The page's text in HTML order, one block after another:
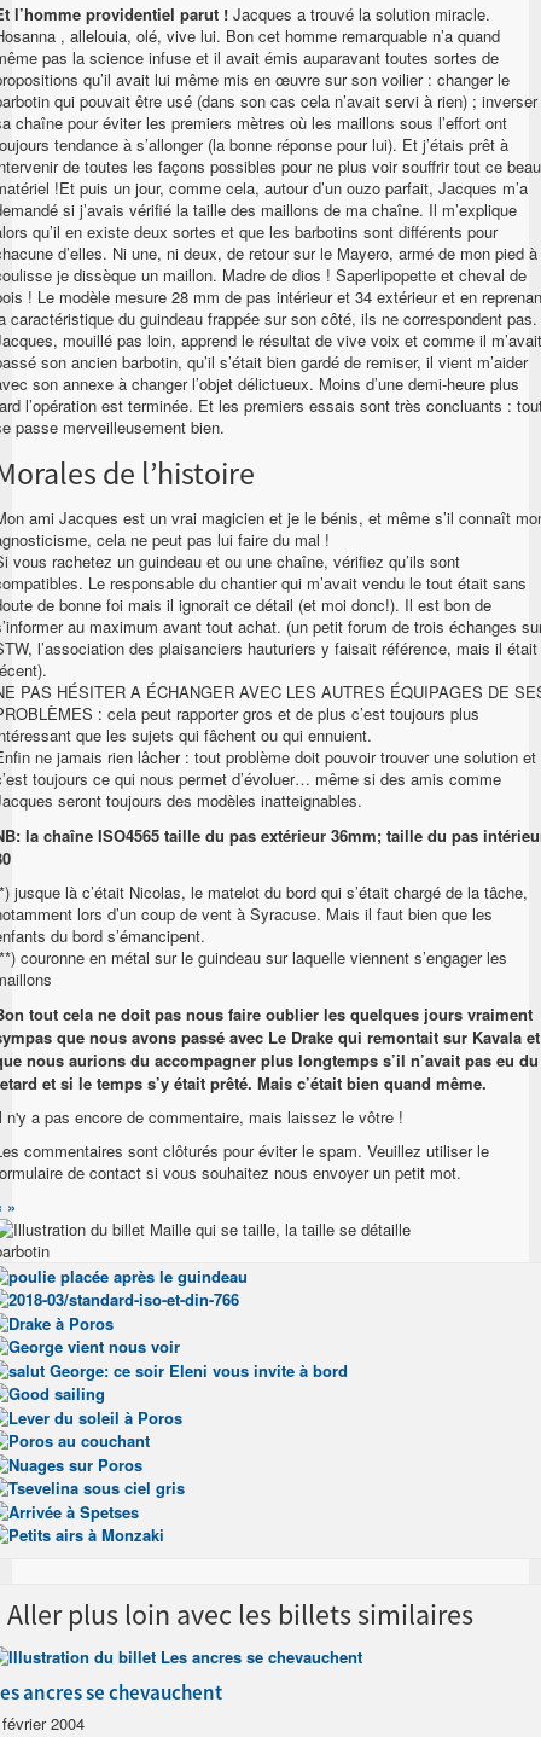
l’homme providentiel parut ! Jacques a trouvé la solution miracle.
, allelouia, olé, vive lui. Bon cet homme remarquable n’a quand
pas la science infuse et il avait émis auparavant toutes sortes de
qu’il avait lui même mis en œuvre sur son voilier : changer le
qui pouvait être usé (dans son cas cela n’avait servi à rien) ; inverser
chaîne pour éviter les premiers mètres où les maillons sous l’effort ont
tendance à s’allonger (la bonne réponse pour lui). Et j’étais prêt à
de toutes les façons possibles pour ne plus voir souffrir tout ce beau
!Et puis un jour, comme cela, autour d’un ouzo parfait, Jacques m’a
si j’avais vérifié la taille des maillons de ma chaîne. Il m’explique
qu’il en existe deux sortes et que les barbotins sont différents pour
d’elles. Ni une, ni deux, de retour sur le Mayero, armé de mon pied à
je dissèque un maillon. Madre de dios ! Saperlipopette et cheval de
! Le modèle mesure 28 mm de pas intérieur et 34 extérieur et en
caractéristique du guindeau frappée sur son côté, ils ne correspondent pas.
mouillé pas loin, apprend le résultat de vive voix et comme il m’avait
son ancien barbotin, qu’il s’était bien gardé de remiser, il vient m’aider
son annexe à changer l’objet délictueux. Moins d’une demi-heure plus
l’opération est terminée. Et les premiers essais sont très concluants :
passe merveilleusement bien.
de l’histoire
ami Jacques est un vrai magicien et je le bénis, et même s’il connaît
cela ne peut pas lui faire du mal !
vous rachetez un guindeau et ou une chaîne, vérifiez qu’ils sont
Le responsable du chantier qui m’avait vendu le tout était sans
de bonne foi mais il ignorait ce détail (et moi donc!). Il est bon de
au maximum avant tout achat. (un petit forum de trois échanges
l’association des plaisanciers hauturiers y faisait référence, mais il était
PAS HÉSITER A ÉCHANGER AVEC LES AUTRES ÉQUIPAGES DE
: cela peut rapporter gros et de plus c’est toujours plus
que les sujets qui fâchent ou qui ennuient.
ne jamais rien lâcher : tout problème doit pouvoir trouver une solution et
toujours ce qui nous permet d’évoluer… même si des amis comme
seront toujours des modèles inatteignables.
la chaîne ISO4565 taille du pas extérieur 36mm; taille du pas
jusque là c’était Nicolas, le matelot du bord qui s’était chargé de la tâche,
lors d’un coup de vent à Syracuse. Mais il faut bien que les
du bord s’émancipent.
couronne en métal sur le guindeau sur laquelle viennent s’engager les
tout cela ne doit pas nous faire oublier les quelques jours vraiment
que nous avons passé avec Le Drake qui remontait sur Kavala et
nous aurions du accompagner plus longtemps s’il n’avait pas eu du
et si le temps s’y était prêté. Mais c’était bien quand même.
n'y a pas encore de commentaire, mais laissez le vôtre !
commentaires sont clôturés pour éviter le spam. Veuillez utiliser le
de contact si vous souhaitez nous envoyer un petit mot.
»
Aller plus loin avec les billets similaires
ancres se chevauchent
2004